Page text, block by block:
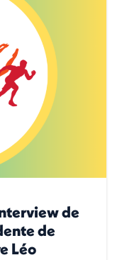
de
de
Léo